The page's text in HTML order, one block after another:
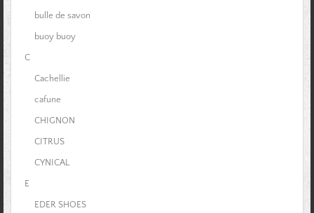
bulle de savon
buoy buoy
C
Cachellie
cafune
CHIGNON
CITRUS
CYNICAL
E
EDER SHOES